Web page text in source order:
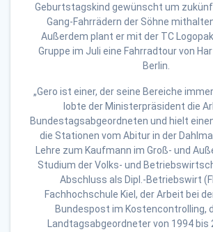
Geburtstagskind gewünscht um
Gang-Fahrrädern der Söhne
Außerdem plant er mit der TC
Gruppe im Juli eine Fahrradtour von
Berlin.
„Gero ist einer, der seine Bereiche
lobte der Ministerpräsident die
Bundestagsabgeordneten und hielt
die Stationen vom Abitur in der
Lehre zum Kaufmann im Groß- und
Studium der Volks- und
Abschluss als Dipl.-Betriebswirt
Fachhochschule Kiel, der Arbeit bei
Bundespost im Kostencontrolling,
Landtagsabgeordneter von 1994 bis